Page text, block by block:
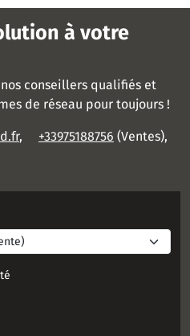
à votre
conseillers qualifiés et
de réseau pour toujours !
, +33975188756 (Ventes),